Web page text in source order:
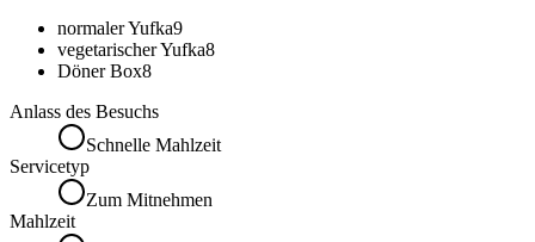
normaler Yufka9
vegetarischer Yufka8
Döner Box8
Anlass des Besuchs
Schnelle Mahlzeit
Servicetyp
Zum Mitnehmen
Mahlzeit